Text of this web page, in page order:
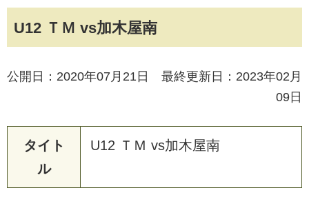
U12 ＴＭ vs加木屋南
公開日：2020年07月21日 最終更新日：2023年02月
09日
タイト
ル
U12 Ｔ Ｍ vs加木屋南